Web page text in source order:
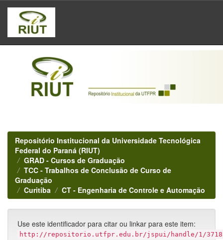
Skip
navigation
Repositório Institucional da Universidade Tecnológica
Federal do Paraná (RIUT)
GRAD - Cursos de Graduação
TCC - Trabalhos de Conclusão de Curso de
Graduação
Curitiba
CT - Engenharia de Controle e Automação
Use este identificador para citar ou linkar para este item:
http://repositorio.utfpr.edu.br/jspui/handle/1/